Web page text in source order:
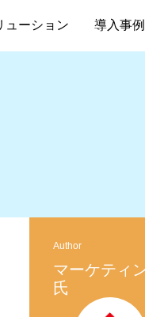
ューション 導入事例
Author
マーケティ
氏